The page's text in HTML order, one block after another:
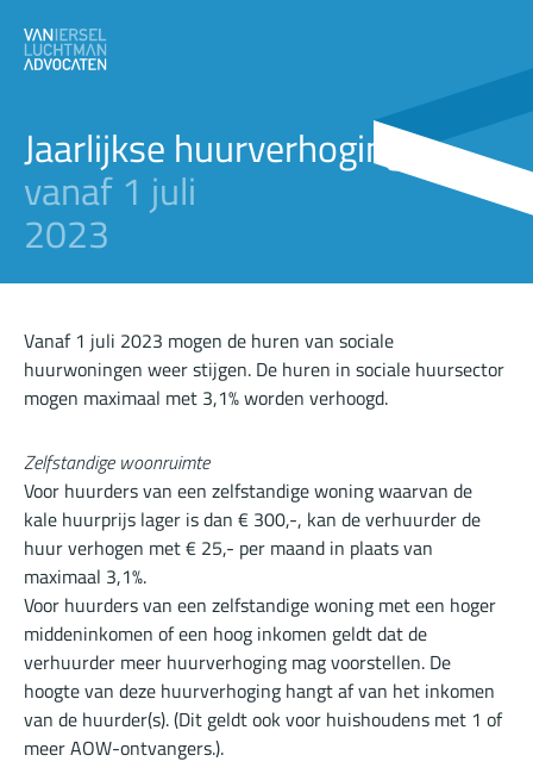
Jaarlijkse huurverhoging
vanaf 1 juli
2023
Vanaf 1 juli 2023 mogen de huren van sociale
huurwoningen weer stijgen. De huren in sociale huursector
mogen maximaal met 3,1% worden verhoogd.
Zelfstandige woonruimte
Voor huurders van een zelfstandige woning waarvan de
kale huurprijs lager is dan € 300,-, kan de verhuurder de
huur verhogen met € 25,- per maand in plaats van
maximaal 3,1%.
Voor huurders van een zelfstandige woning met een hoger
middeninkomen of een hoog inkomen geldt dat de
verhuurder meer huurverhoging mag voorstellen. De
hoogte van deze huurverhoging hangt af van het inkomen
van de huurder(s). (Dit geldt ook voor huishoudens met 1 of
meer AOW-ontvangers.).